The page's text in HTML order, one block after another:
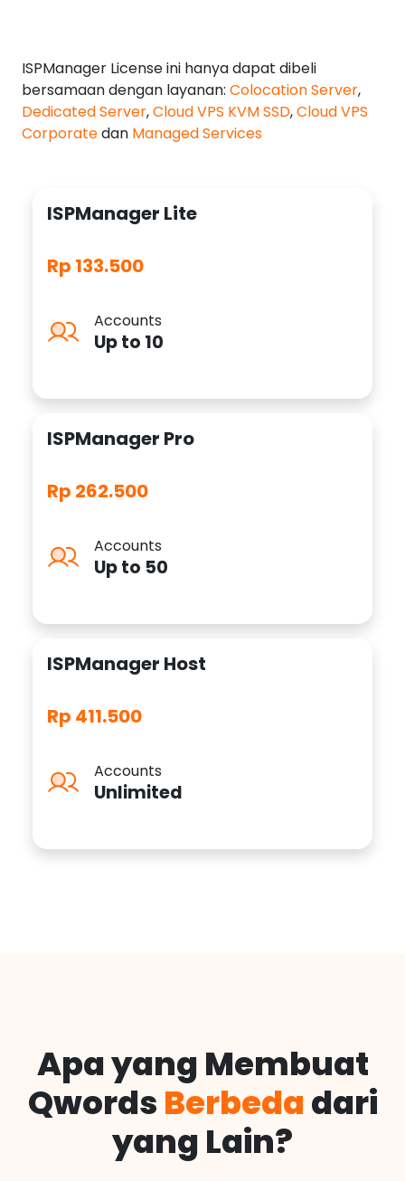
ISPManager License ini hanya dapat dibeli
bersamaan dengan layanan: Colocation Server,
Dedicated Server,Cloud VPS KVM SSD,Cloud VPS
Corporatedan Managed Services
ISPManager Lite
Rp 133.500
Accounts
Up to 10
ISPManager Pro
Rp 262.500
Accounts
Up to 50
ISPManager Host
Rp 411.500
Accounts
Unlimited
Apa yang Membuat
QwordsBerbedadari
yang Lain?